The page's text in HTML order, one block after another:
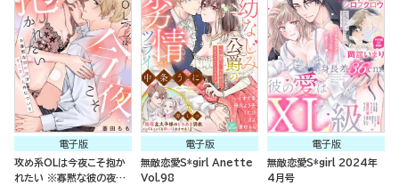
電子版
攻め系OLは今夜こそ抱か
れたい ※寡黙な彼の夜が
電子版
無敵恋愛S*girl Anette
Vol.98
電子版
無敵恋愛S*girl 2024年
4月号